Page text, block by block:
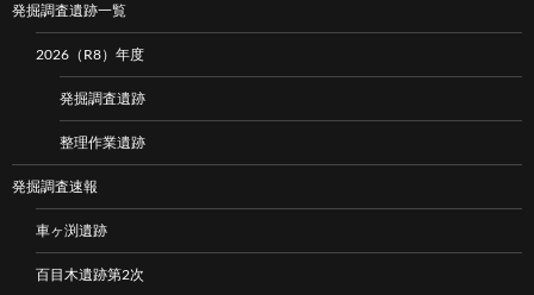
発掘調査遺跡一覧
2026（R8）年度
発掘調査遺跡
整理作業遺跡
発掘調査速報
車ヶ渕遺跡
百目木遺跡第2次